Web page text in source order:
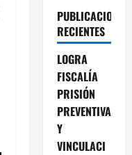
PUBLICACIONES
RECIENTES
LOGRA
FISCALÍA
PRISIÓN
PREVENTIVA
Y
VINCULACI